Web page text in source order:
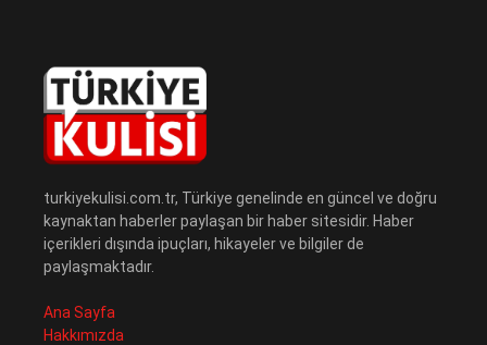
turkiyekulisi.com.tr, Türkiye genelinde en güncel ve doğru
kaynaktan haberler paylaşan bir haber sitesidir. Haber
içerikleri dışında ipuçları, hikayeler ve bilgiler de
paylaşmaktadır.
Ana Sayfa
Hakkımızda